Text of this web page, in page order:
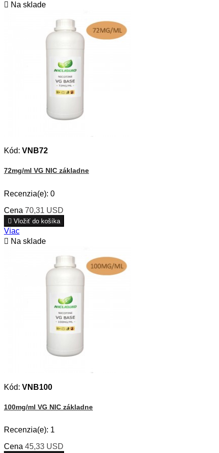
 Na sklade
Kód: VNB72
72mg/ml VG NIC základne
Recenzia(e): 0
Cena 70,31 USD
 Vložiť do košíka
Viac
 Na sklade
Kód: VNB100
100mg/ml VG NIC základne
Recenzia(e): 1
Cena 45,33 USD